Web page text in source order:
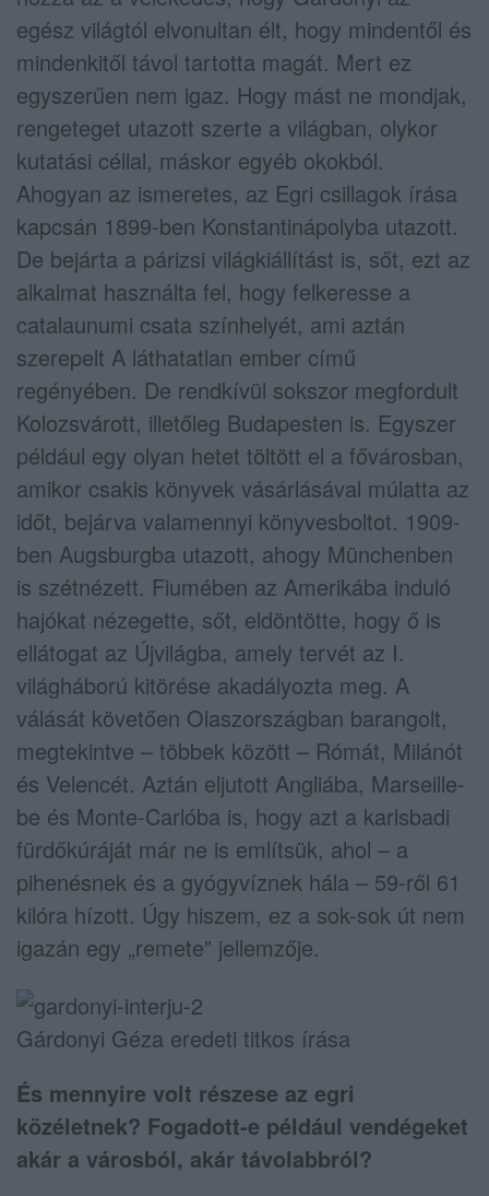
egész világtól elvonultan élt, hogy mindentől és
mindenkitől távol tartotta magát. Mert ez
egyszerűen nem igaz. Hogy mást ne mondjak,
rengeteget utazott szerte a világban, olykor
kutatási céllal, máskor egyéb okokból.
Ahogyan az ismeretes, az Egri csillagok írása
kapcsán 1899-ben Konstantinápolyba utazott.
De bejárta a párizsi világkiállítást is, sőt, ezt az
alkalmat használta fel, hogy felkeresse a
catalaunumi csata színhelyét, ami aztán
szerepelt A láthatatlan ember című
regényében. De rendkívül sokszor megfordult
Kolozsvárott, illetőleg Budapesten is. Egyszer
például egy olyan hetet töltött el a fővárosban,
amikor csakis könyvek vásárlásával múlatta az
időt, bejárva valamennyi könyvesboltot. 1909-
ben Augsburgba utazott, ahogy Münchenben
is szétnézett. Fiumében az Amerikába induló
hajókat nézegette, sőt, eldöntötte, hogy ő is
ellátogat az Újvilágba, amely tervét az I.
világháború kitörése akadályozta meg. A
válását követően Olaszországban barangolt,
megtekintve – többek között – Rómát, Milánót
és Velencét. Aztán eljutott Angliába, Marseille-
be és Monte-Carlóba is, hogy azt a karlsbadi
fürdőkúráját már ne is említsük, ahol – a
pihenésnek és a gyógyvíznek hála – 59-ről 61
kilóra hízott. Úgy hiszem, ez a sok-sok út nem
igazán egy „remete” jellemzője.
Gárdonyi Géza eredeti titkos írása
És mennyire volt részese az egri
közéletnek? Fogadott-e például vendégeket
akár a városból, akár távolabbról?